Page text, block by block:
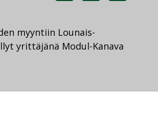
myyntiin Lounais-
yrittäjänä Modul-Kanava